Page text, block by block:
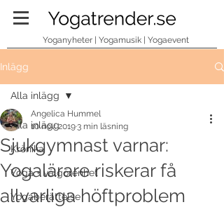
Yoganyheter | Yogamusik | Yogaevent
Inlägg
Alla inlägg
Krönika
Yoga + välgörenhet
Yogaberättelse
Alla inlägg
Sjukgymnast varnar:
Yogalärare riskerar få
allvarliga höftproblem
Angelica Hummel
10 nov. 20193 min läsning